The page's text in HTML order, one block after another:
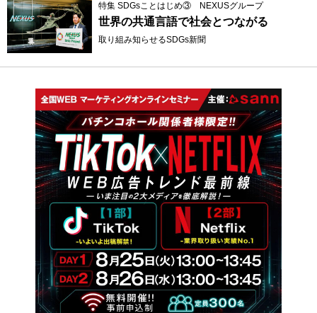
特集 SDGsことはじめ③ NEXUSグループ
世界の共通言語で社会とつながる
取り組み知らせるSDGs新聞